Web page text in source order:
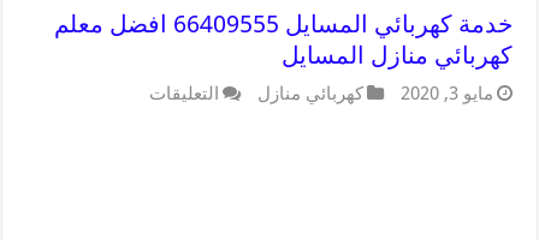
خدمة كهربائي المسايل 66409555 افضل معلم
كهربائي منازل المسايل
مايو 3, 2020 كهربائي منازل التعليقات